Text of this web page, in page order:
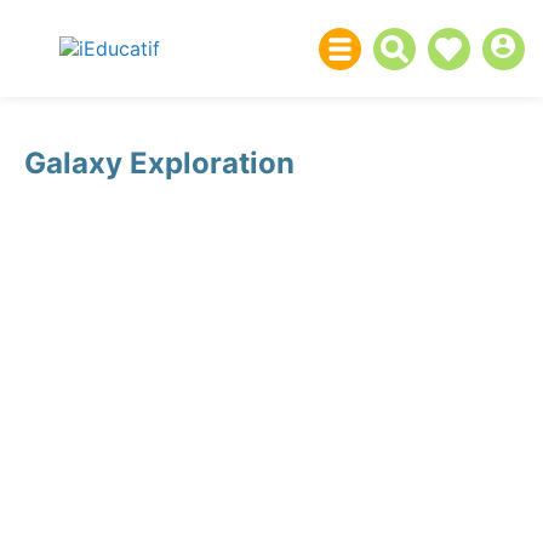
Galaxy Exploration